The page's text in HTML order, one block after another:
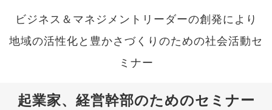
ビジネス＆マネジメントリーダーの創発により
地域の活性化と豊かさづくりのための社会活動セ
ミナー
起業家、経営幹部のためのセミナー